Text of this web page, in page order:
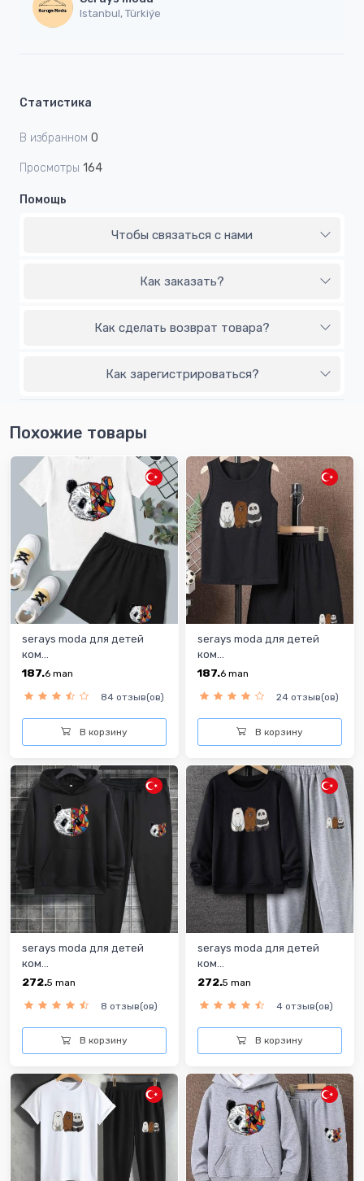
Istanbul, Türkiýe
Статистика
В избранном 0
Просмотры 164
Помощь
Чтобы связаться с нами
Как заказать?
Как сделать возврат товара?
Как зарегистрироваться?
Похожие товары
serays moda для детей
ком...
187.6 man
84 отзыв(ов)
В корзину
serays moda для детей
ком...
187.6 man
24 отзыв(ов)
В корзину
serays moda для детей
ком...
272.5 man
8 отзыв(ов)
В корзину
serays moda для детей
ком...
272.5 man
4 отзыв(ов)
В корзину